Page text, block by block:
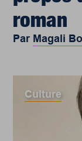
roman
Par Magali
Culture